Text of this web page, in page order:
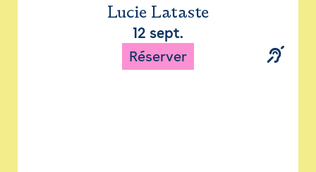
Lucie Lataste
12 sept.
Réserver